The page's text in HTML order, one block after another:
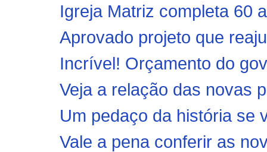
Igreja Matriz completa 60
Aprovado projeto que
Incrível! Orçamento do
Veja a relação das novas
Um pedaço da história se
Vale a pena conferir as